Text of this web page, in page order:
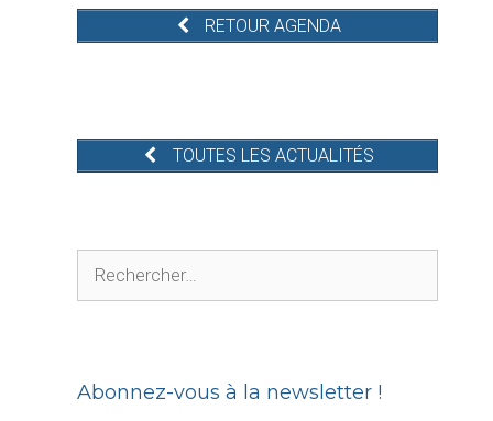
RETOUR AGENDA
TOUTES LES ACTUALITÉS
Abonnez-vous à la newsletter !